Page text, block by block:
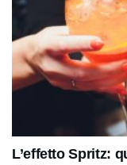
L’effetto Spritz: